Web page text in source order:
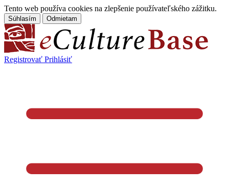
Tento web používa cookies na zlepšenie používateľského zážitku.
Súhlasím Odmietam
Registrovať Prihlásiť